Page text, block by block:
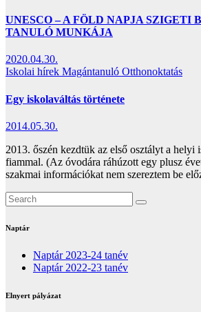
UNESCO – A FÖLD NAPJA SZIGETI
TANULÓ MUNKÁJA
2020.04.30.
Iskolai hírek Magántanuló Otthonoktatás
Egy iskolaváltás története
2014.05.30.
2013. őszén kezdtük az első osztályt a helyi
fiammal. (Az óvodára ráhúzott egy plusz
szakmai információkat nem szereztem be
Naptár
Naptár 2023-24 tanév
Naptár 2022-23 tanév
Elnyert pályázat